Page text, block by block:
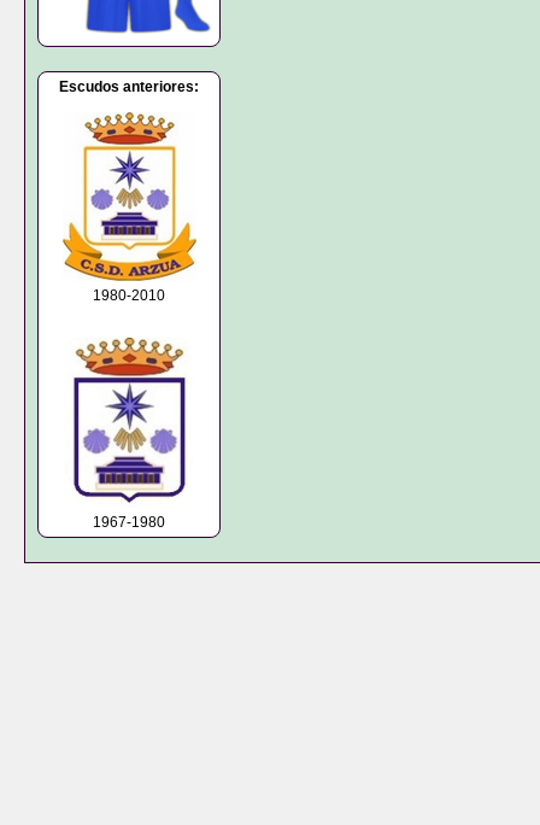
Escudos anteriores:
1980-2010
1967-1980